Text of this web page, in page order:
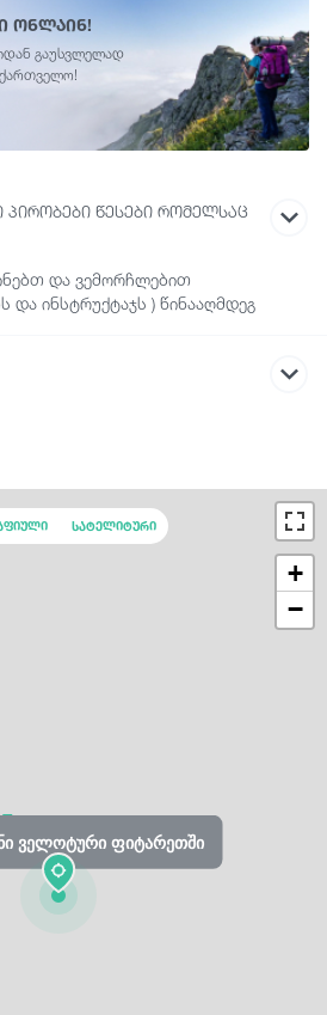
ონლაინ!
გაუსვლელად
წესები რომელსაც
და ვემორჩლებით
და ინსტრუქტაჯს ) წინააღმდეგ
ადგილზე, ხოლო
პირადობის მოწმობა!
ველოტური ფიტარეთში
+
−
სატელიტური